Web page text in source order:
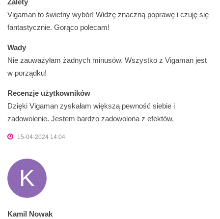
Zalety
Vigaman to świetny wybór! Widzę znaczną poprawę i czuję się
fantastycznie. Gorąco polecam!
Wady
Nie zauważyłam żadnych minusów. Wszystko z Vigaman jest
w porządku!
Recenzje użytkowników
Dzięki Vigaman zyskałam większą pewność siebie i
zadowolenie. Jestem bardzo zadowolona z efektów.
15-04-2024 14:04
K
Kamil Nowak